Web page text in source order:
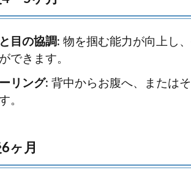
の確
2.5
ュニ
ケー
促進
目の協調: 物を掴む能力が向上し
できます。
リング: 背中からお腹へ、または
。
ヶ月